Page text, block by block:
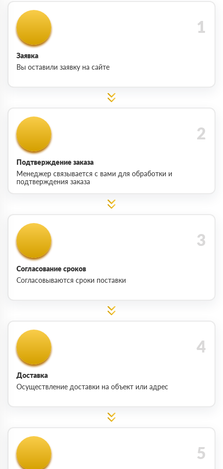
Заявка
Вы оставили заявку на сайте
Подтверждение заказа
Менеджер связывается с вами для обработки и
подтверждения заказа
Согласование сроков
Согласовываются сроки поставки
Доставка
Осуществление доставки на объект или адрес